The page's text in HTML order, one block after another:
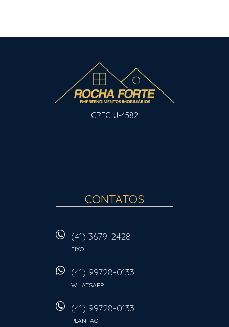
CRECI J-4582
CONTATOS
(41) 3679-2428
FIXO
(41) 99728-0133
WHATSAPP
(41) 99728-0133
PLANTÃO